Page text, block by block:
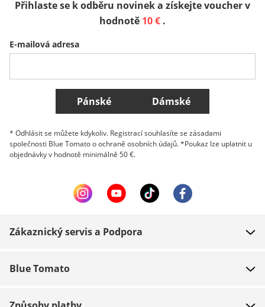
Slovenija
Belgique (Français) Danmark Norge
Všechny země
Přihlaste se k odběru novinek a získejte voucher v
hodnotě 10 € .
E-mailová adresa
Pánské Dámské
* Odhlásit se můžete kdykoliv. Registrací souhlasíte se zásadami
společnosti Blue Tomato o ochraně osobních údajů. *Poukaz lze uplatnit u
objednávky v hodnotě minimálně 50 €.
Zákaznický servis a Podpora
Platba
Blue Tomato